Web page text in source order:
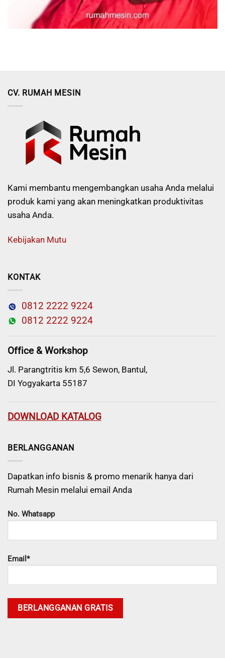
CV. RUMAH MESIN
Kami membantu mengembangkan usaha Anda melalui
produk kami yang akan meningkatkan produktivitas
usaha Anda.
Kebijakan Mutu
KONTAK
0812 2222 9224
0812 2222 9224
Office & Workshop
Jl. Parangtritis km 5,6 Sewon, Bantul,
DI Yogyakarta 55187
DOWNLOAD KATALOG
BERLANGGANAN
Dapatkan info bisnis & promo menarik hanya dari
Rumah Mesin melalui email Anda
No. Whatsapp
Email*